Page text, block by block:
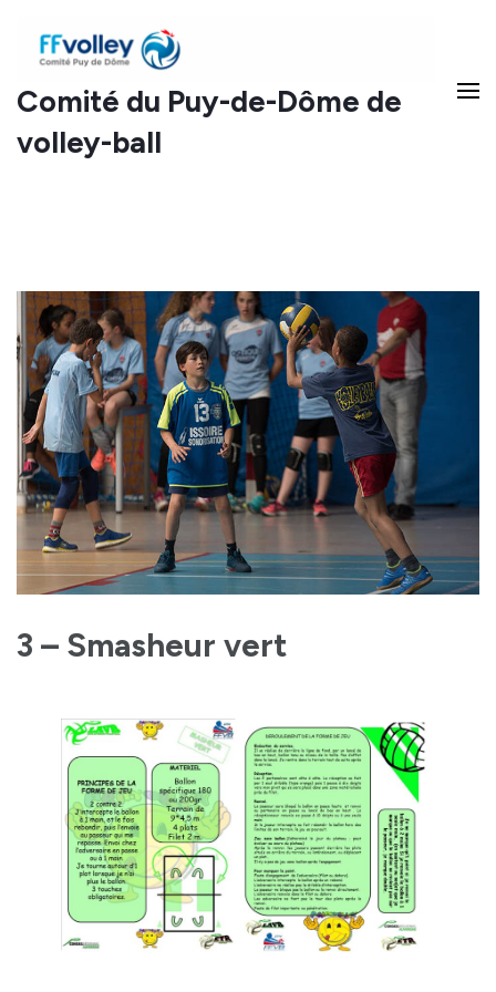
Comité du Puy-de-Dôme de
volley-ball
3 – Smasheur vert